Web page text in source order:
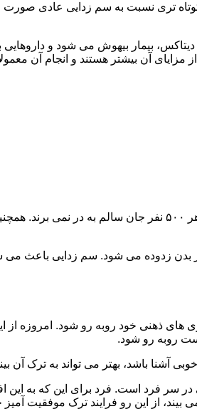
تری نسبت به سم زدایی عادی صورت
بیمار بیهوش می شود و
مزایای آن بیشتر هستند و انجام آن
سم زدایی فوق سریع در چند ساعت انجام می شود و
بدن زدوده می شود. سم زدایی باعث
است روبه رو شود.
آشنا باشد، بهتر می تواند به ترک آن
سر فرد است. فرد برای این که به
از این رو فرایند ترک موفقیت